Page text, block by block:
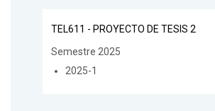
TEL611 - PROYECTO DE TESIS 2
Semestre 2025
2025-1